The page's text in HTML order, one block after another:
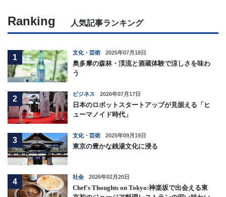
Ranking 人気記事ランキング
1
文化・芸術 2025年07月18日
奥多摩の森林・渓流と酒蔵体験で涼しさを味わ
う
2
ビジネス 2026年07月17日
日本のロボットスタートアップが見据える「ヒ
ューマノイド時代」
3
文化・芸術 2025年09月19日
東京の豊かな銭湯文化に浸る
4
社会 2026年02月20日
Chef's Thoughts on Tokyo:神楽坂で出会える東